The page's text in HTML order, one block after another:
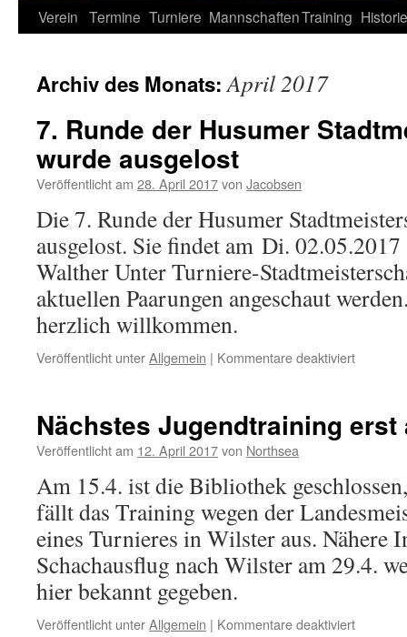
Verein Termine Turniere MannschaftenTraining Historie
Archiv des Monats:April 2017
7. Runde der Husumer
wurde ausgelost
Veröffentlicht am 28. April 2017von Jacobsen
Die 7. Runde der Husumer
ausgelost. Sie findet am Di.
Walther Unter Turniere-
aktuellen Paarungen angeschaut
herzlich willkommen.
Veröffentlicht unterAllgemein | Kommentare deaktiviertfür
Husumer
Nächstes Jugendtraining erst
Veröffentlicht am 12. April 2017von Northsea
Am 15.4. ist die Bibliothek
fällt das Training wegen der
eines Turnieres in Wilster aus. Nähere
Schachausflug nach Wilster am 29.4.
hier bekannt gegeben.
Veröffentlicht unterAllgemein | Kommentare deaktiviertfür